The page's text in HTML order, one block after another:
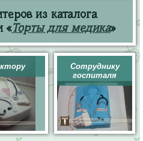
из каталога
«Торты для медика»
Сотруднику
госпиталя